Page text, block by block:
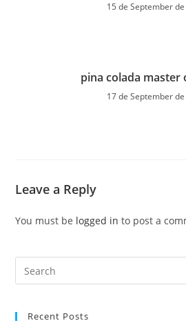
15 de September
pina colada master
17 de September
Leave a Reply
You must be logged in to post a
Recent Posts